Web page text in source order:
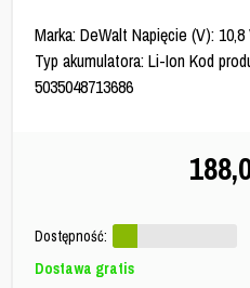
Marka: DeWalt Napięcie (V):
Typ akumulatora: Li-Ion Kod
5035048713686
Dostępność:
Dostawa gratis